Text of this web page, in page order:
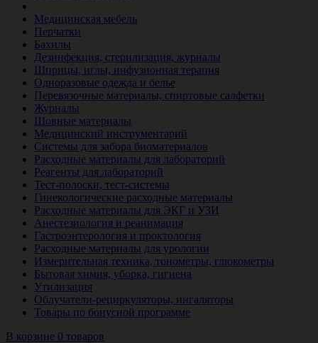
Медицинская мебель
Перчатки
Бахилы
Дезинфекция, стерилизация, журналы
Шприцы, иглы, инфузионная терапия
Одноразовые одежда и белье
Перевязочные материалы, спиртовые салфетки
Журналы
Шовные материалы
Медицинский инструментарий
Системы для забора биоматериалов
Расходные материалы для лабораторий
Реагенты для лабораторий
Тест-полоски, тест-системы
Гинекологические расходные материалы
Расходные материалы для ЭКГ и УЗИ
Анестезиология и реанимация
Гастроэнтерология и проктология
Расходные материалы для урологии
Измерительная техника, тонометры, глюкометры
Бытовая химия, уборка, гигиена
Утилизация
Облучатели-рециркуляторы, ингаляторы
Товары по бонусной программе
В корзине 0 товаров